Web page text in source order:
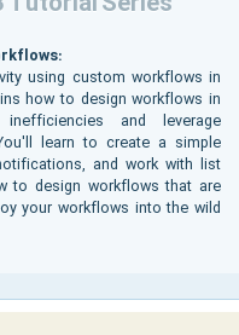
using custom workflows in
how to design workflows in
and leverage
learn to create a simple
and work with list
to design workflows that are
your workflows into the wild